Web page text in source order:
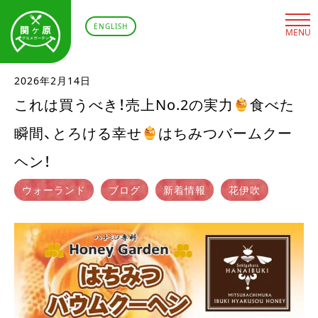
ENGLISH MENU
2026年2月14日
これは買うべき！売上No.2の実力
食べた
瞬間、とろける幸せ
はちみつバームクー
ヘン！
ウォーランド ブログ 新着情報 花伊吹